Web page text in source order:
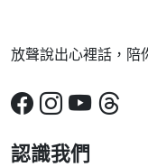
放聲說出心裡話，陪
認識我們